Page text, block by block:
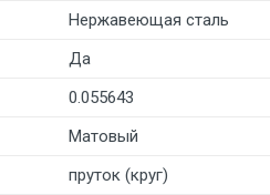
Нержавеющая сталь
Да
0.055643
Матовый
пруток (круг)